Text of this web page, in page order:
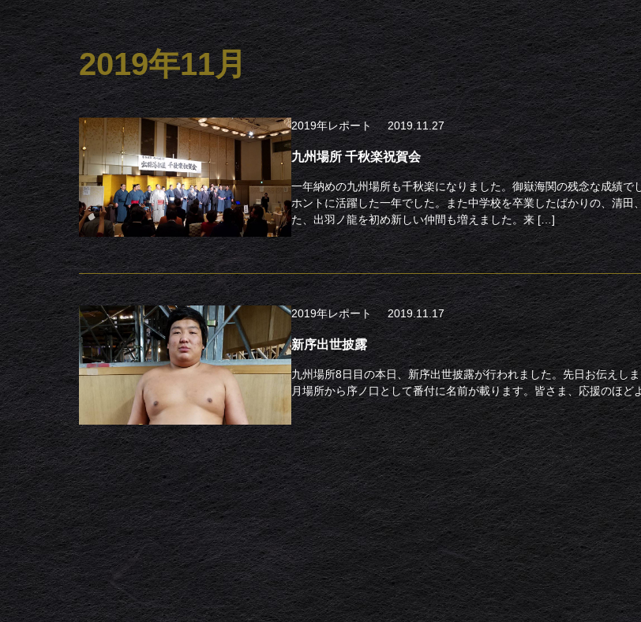
2019年11月
2019年レポート 2019.11.27
九州場所 千秋楽祝賀会
一年納めの九州場所も千秋楽になりました。御嶽海関の残念な成績で
ホントに活躍した一年でした。また中学校を卒業したばかりの、清田
た、出羽ノ龍を初め新しい仲間も増えました。来 […]
2019年レポート 2019.11.17
新序出世披露
九州場所8日目の本日、新序出世披露が行われました。先日お伝えし
月場所から序ノ口として番付に名前が載ります。皆さま、応援のほど